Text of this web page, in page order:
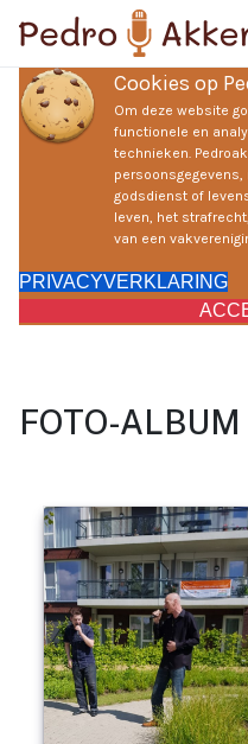
Cookies op
Om deze website
functionele en
technieken.
godsdienst of
leven, het
van een
PRIVACYVERKLARING
FOTO-ALBUM